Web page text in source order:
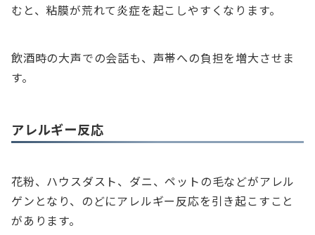
むと、粘膜が荒れて炎症を起こしやすくなります。
飲酒時の大声での会話も、声帯への負担を増大させま
す。
アレルギー反応
花粉、ハウスダスト、ダニ、ペットの毛などがアレル
ゲンとなり、のどにアレルギー反応を引き起こすこと
があります。